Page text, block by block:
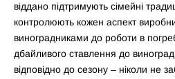
віддано підтримують сімейні
контролюють кожен аспект
виноградниками до роботи в
дбайливого ставлення до
відповідно до сезону – ніколи не